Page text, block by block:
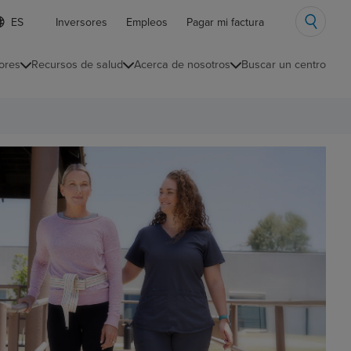
Inversores Empleos Pagar mi factura
Recursos de salud Acerca de nosotros Buscar un centro